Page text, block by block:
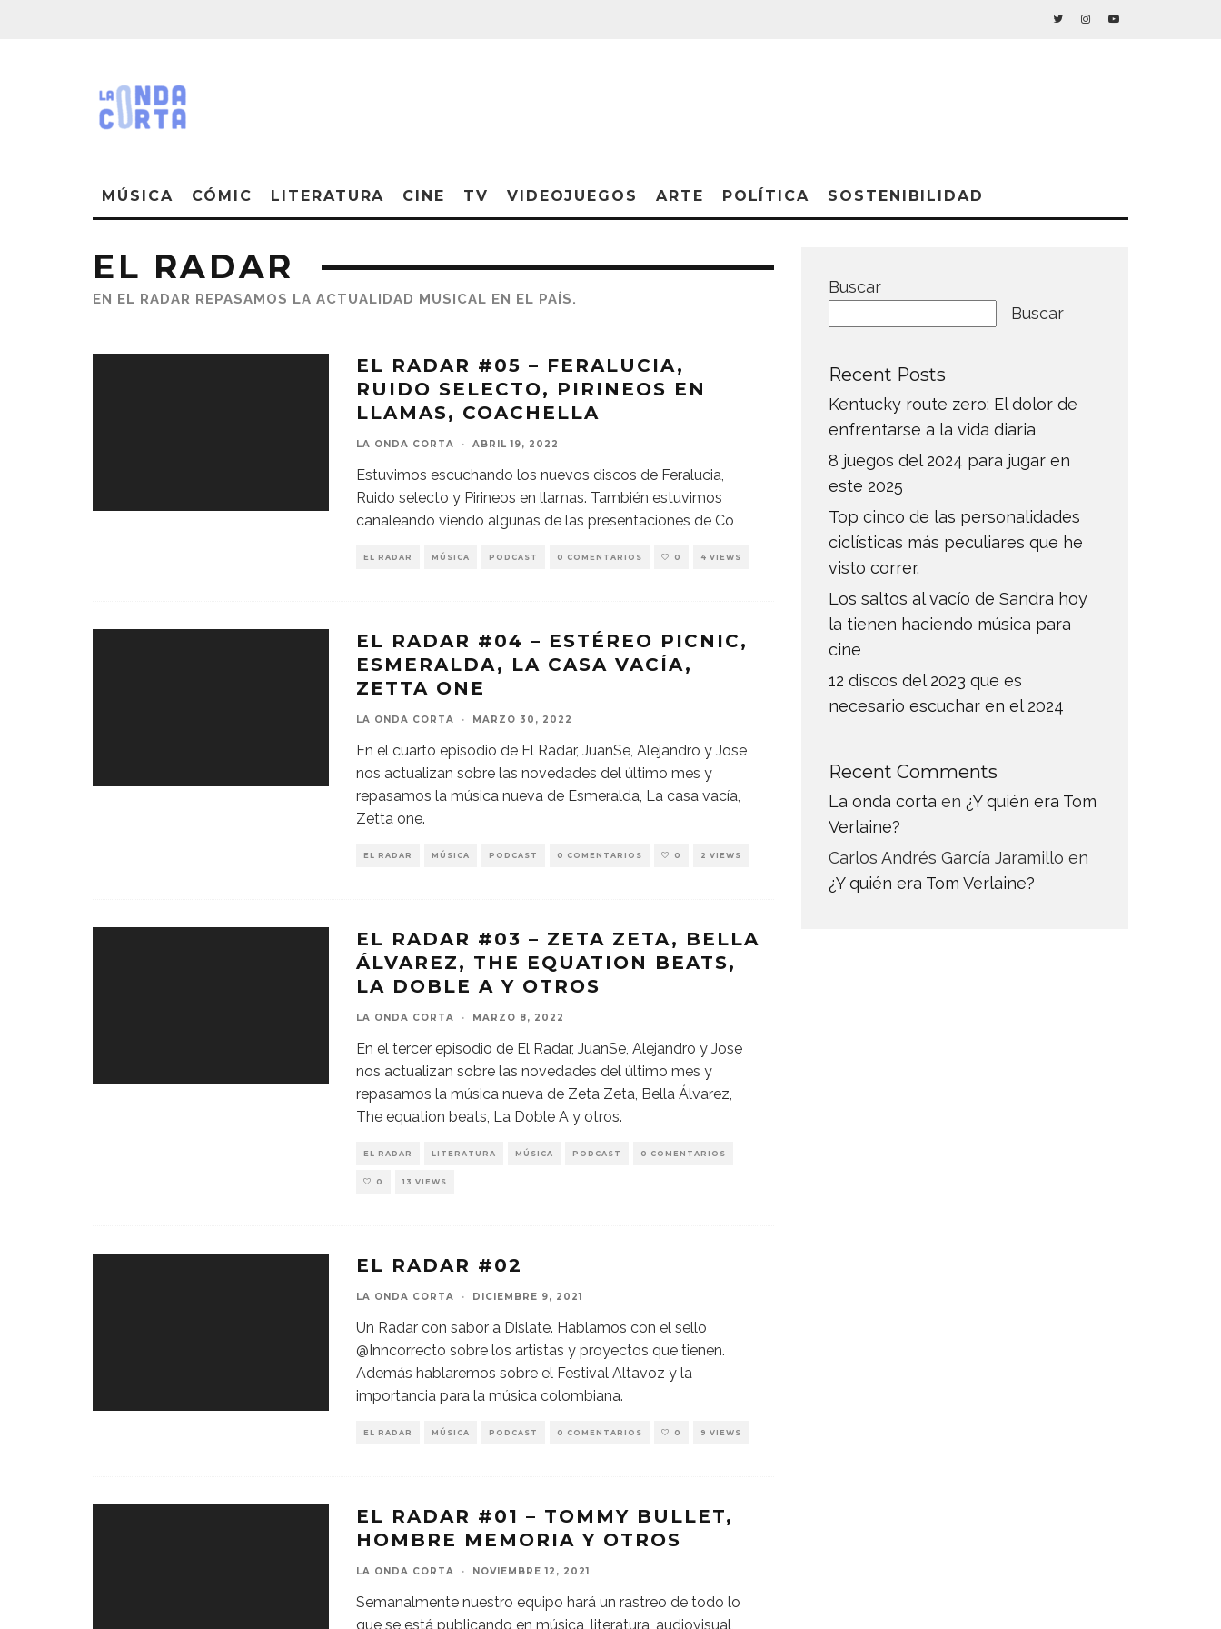
MÚSICA CÓMIC LITERATURA CINE TV VIDEOJUEGOS ARTE POLÍTICA SOSTENIBILIDAD
EL RADAR
EN EL RADAR REPASAMOS LA ACTUALIDAD MUSICAL EN EL PAÍS.
EL RADAR #05 – FERALUCIA,
RUIDO SELECTO, PIRINEOS EN
LLAMAS, COACHELLA
LA ONDA CORTA · ABRIL 19, 2022
Estuvimos escuchando los nuevos discos de Feralucia,
Ruido selecto y Pirineos en llamas. También estuvimos
canaleando viendo algunas de las presentaciones de Co
EL RADAR MÚSICA PODCAST 0 COMENTARIOS 0 4 VIEWS
EL RADAR #04 – ESTÉREO PICNIC,
ESMERALDA, LA CASA VACÍA,
ZETTA ONE
LA ONDA CORTA · MARZO 30, 2022
En el cuarto episodio de El Radar, JuanSe, Alejandro y Jose
nos actualizan sobre las novedades del último mes y
repasamos la música nueva de Esmeralda, La casa vacía,
Zetta one.
EL RADAR MÚSICA PODCAST 0 COMENTARIOS 0 2 VIEWS
EL RADAR #03 – ZETA ZETA, BELLA
ÁLVAREZ, THE EQUATION BEATS,
LA DOBLE A Y OTROS
LA ONDA CORTA · MARZO 8, 2022
En el tercer episodio de El Radar, JuanSe, Alejandro y Jose
nos actualizan sobre las novedades del último mes y
repasamos la música nueva de Zeta Zeta, Bella Álvarez,
The equation beats, La Doble A y otros.
EL RADAR LITERATURA MÚSICA PODCAST 0 COMENTARIOS
0 13 VIEWS
EL RADAR #02
LA ONDA CORTA · DICIEMBRE 9, 2021
Un Radar con sabor a Dislate. Hablamos con el sello
@Inncorrecto sobre los artistas y proyectos que tienen.
Además hablaremos sobre el Festival Altavoz y la
importancia para la música colombiana.
EL RADAR MÚSICA PODCAST 0 COMENTARIOS 0 9 VIEWS
EL RADAR #01 – TOMMY BULLET,
HOMBRE MEMORIA Y OTROS
LA ONDA CORTA · NOVIEMBRE 12, 2021
Semanalmente nuestro equipo hará un rastreo de todo lo
que se está publicando en música, literatura, audiovisual,
Buscar
Buscar
Recent Posts
Kentucky route zero: El dolor de
enfrentarse a la vida diaria
8 juegos del 2024 para jugar en
este 2025
Top cinco de las personalidades
ciclísticas más peculiares que he
visto correr.
Los saltos al vacío de Sandra hoy
la tienen haciendo música para
cine
12 discos del 2023 que es
necesario escuchar en el 2024
Recent Comments
La onda corta en ¿Y quién era Tom
Verlaine?
Carlos Andrés García Jaramillo en
¿Y quién era Tom Verlaine?